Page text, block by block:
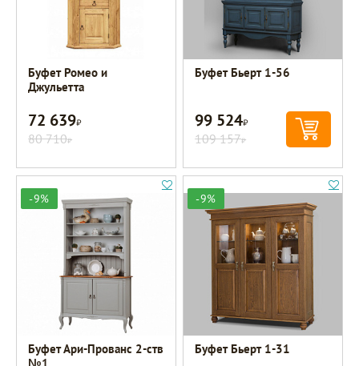
Буфет Ромео и
Джульетта
72 639Р
80 710Р
Буфет Бьерт 1-56
99 524Р
109 157Р
-9%
Буфет Ари-Прованс 2-ств
-9%
Буфет Бьерт 1-31